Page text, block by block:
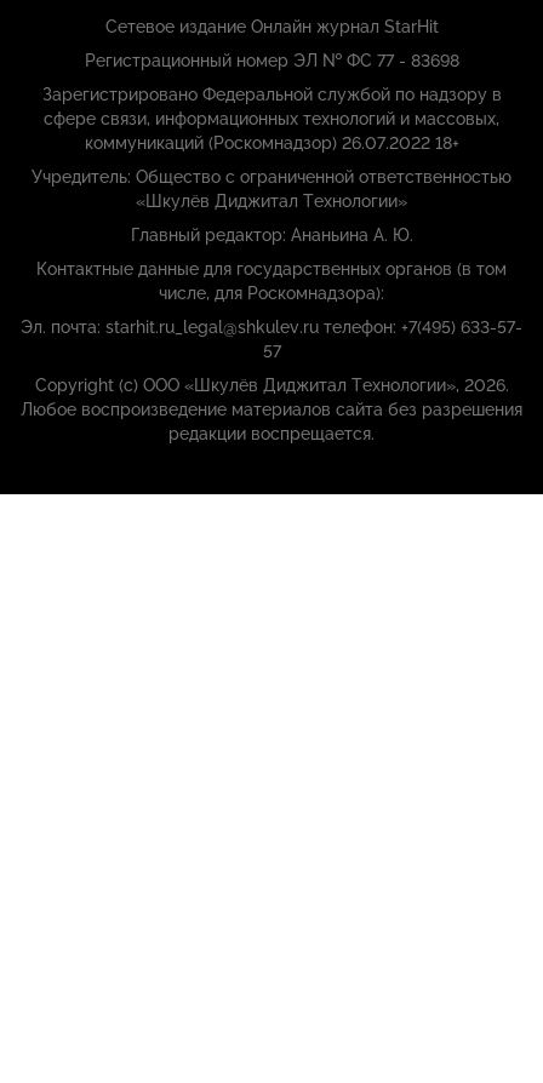
Сетевое издание Онлайн журнал StarHit
Регистрационный номер ЭЛ № ФС 77 - 83698
Зарегистрировано Федеральной службой по надзору в
сфере связи, информационных технологий и массовых,
коммуникаций (Роскомнадзор) 26.07.2022 18+
Учредитель: Общество с ограниченной ответственностью
«Шкулёв Диджитал Технологии»
Главный редактор: Ананьина А. Ю.
Контактные данные для государственных органов (в том
числе, для Роскомнадзора):
Эл. почта: starhit.ru_legal@shkulev.ru телефон: +7(495) 633-57-
57
Copyright (с) ООО «Шкулёв Диджитал Технологии», 2026.
Любое воспроизведение материалов сайта без разрешения
редакции воспрещается.